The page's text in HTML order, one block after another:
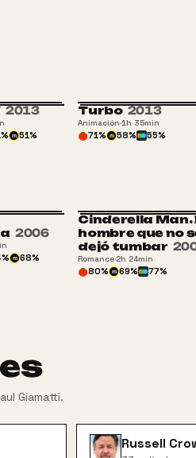
2013
% m 51%
Turbo 2013
Animación·1h 35min
71% m 58% 55%
2006
% m 68%
Cinderella Man.
hombre que no
dejó tumbar
Romance·2h 24min
80% m 69% 77%
Giamatti.
Russell